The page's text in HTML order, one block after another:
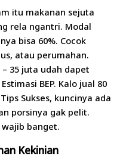
itu makanan sejuta
rela ngantri. Modal
bisa 60%. Cocok
atau perumahan.
35 juta udah dapet
BEP. Kalo jual 80
Sukses, kuncinya ada
porsinya gak pelit.
banget.
Kekinian